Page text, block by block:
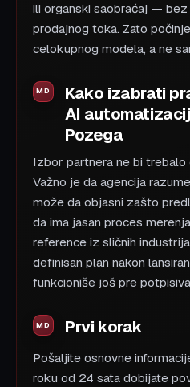
ili organski saobraćaj —
prodajnog toka. Zato
celokupnog modela, a ne
Kako izabrati
AI
Pozega
Izbor partnera ne bi trebalo
Važno je da agencija
može da objasni zašto
da ima jasan proces
reference iz sličnih
definisan plan nakon
funkcioniše još pre
Prvi korak
Pošaljite osnovne
roku od 24 sata dobijate